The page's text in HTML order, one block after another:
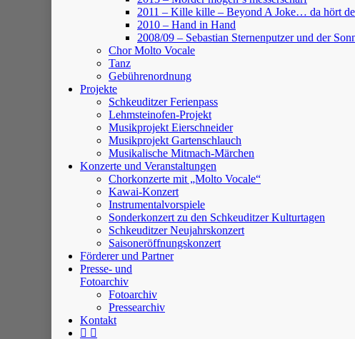
2011 – Kille kille – Beyond A Joke… da hört
2010 – Hand in Hand
2008/09 – Sebastian Sternenputzer und der
Chor Molto Vocale
Tanz
Gebührenordnung
Projekte
Schkeuditzer Ferienpass
Lehmsteinofen-Projekt
Musikprojekt Eierschneider
Musikprojekt Gartenschlauch
Musikalische Mitmach-Märchen
Konzerte und Veranstaltungen
Chorkonzerte mit „Molto Vocale“
Kawai-Konzert
Instrumentalvorspiele
Sonderkonzert zu den Schkeuditzer Kulturtagen
Schkeuditzer Neujahrskonzert
Saisoneröffnungskonzert
Förderer und Partner
Presse- und
Fotoarchiv
Fotoarchiv
Pressearchiv
Kontakt
facebook
instagram